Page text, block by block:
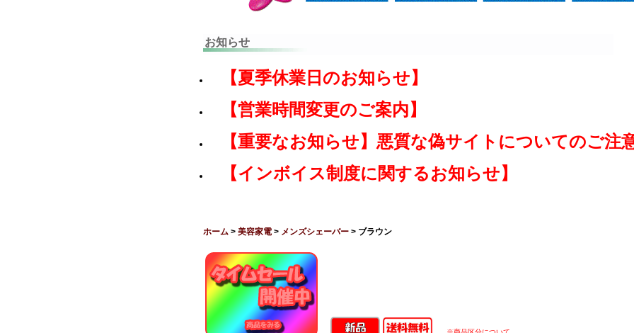
お知らせ
【夏季休業日のお知らせ】
【営業時間変更のご案内】
【重要なお知らせ】悪質な偽サイトについてのご注
【インボイス制度に関するお知らせ】
ホーム > 美容家電 > メンズシェーバー > ブラウン